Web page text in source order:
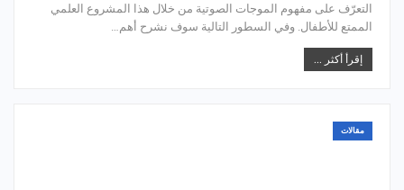
التعرّف على مفهوم الموجات الصوتية من خلال هذا المشروع العلمي
الممتع للأطفال. وفي السطور التالية سوف نشرح أهم…
إقرأ أكثر ...
مقالات